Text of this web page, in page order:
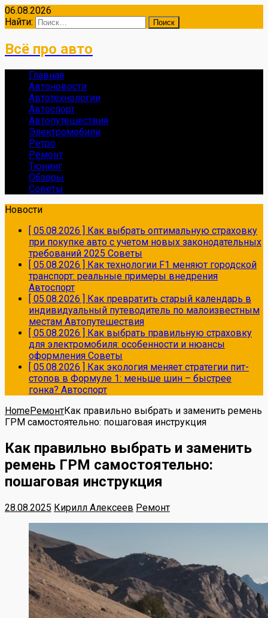
06.08.2026
Найти:
Всё про авто
Главная
Автоновости
Автотехнологии
Автоспорт
Автопутешествия
Электромобили
Ретро
Ремонт
Тюнинг
Обзоры
Советы
Новости
[ 05.08.2026 ] Как выбрать оптимальную страховку
при покупке авто с учетом новых законодательных
требований 2025 Советы
[ 05.08.2026 ] Как технологии F1 меняют городской
транспорт: реальные примеры внедрения
Автоспорт
[ 05.08.2026 ] Как превратить старый календарь в
индивидуальный путеводитель по малоизвестным
местам Автопутешествия
[ 05.08.2026 ] Как выбрать правильную страховку
для электромобиля: особенности и нюансы
оформления Советы
[ 05.08.2026 ] Как экология меняет стратегии пит-
стопов в Формуле 1: меньше шин – быстрее
гонка? Автоспорт
HomeРемонтКак правильно выбрать и заменить ремень
ГРМ самостоятельно: пошаговая инструкция
Как правильно выбрать и заменить
ремень ГРМ самостоятельно:
пошаговая инструкция
28.08.2025 Кирилл Алексеев Ремонт